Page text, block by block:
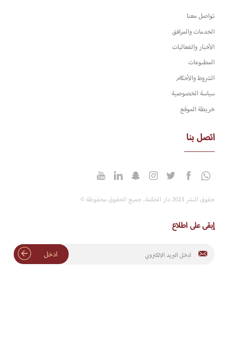
تواصل معنا
الخدمات والمرافق
الأخبار والفعاليات
المطبوعات
الشروط والأحكام
سياسة الخصوصية
خريطة الموقع
اتصل بنا
حقوق النشر 2023 دار الحكمة. جميع الحقوق محفوظة ©
إبقى على اطلاع
ادخل